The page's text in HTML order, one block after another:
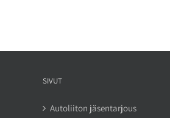
SIVUT
Autoliiton jäsentarjous